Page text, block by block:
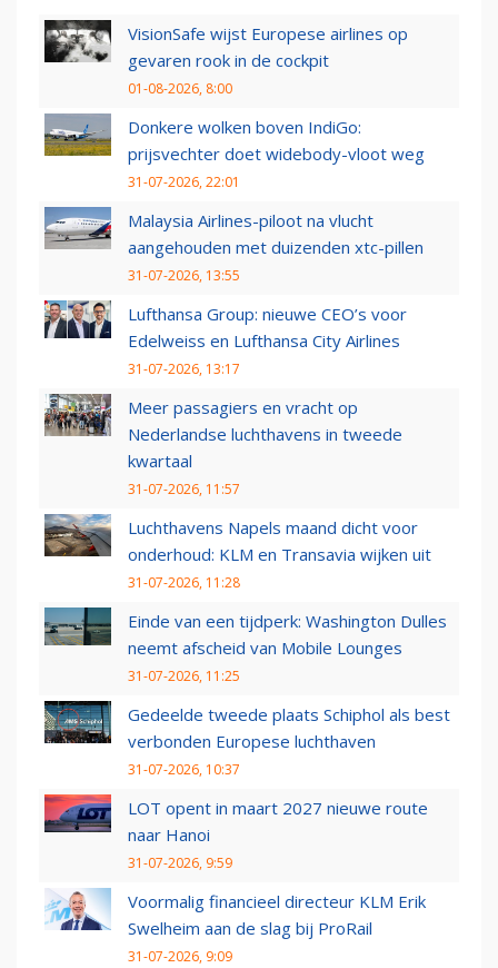
VisionSafe wijst Europese airlines op
gevaren rook in de cockpit
01-08-2026, 8:00
Donkere wolken boven IndiGo:
prijsvechter doet widebody-vloot weg
31-07-2026, 22:01
Malaysia Airlines-piloot na vlucht
aangehouden met duizenden xtc-pillen
31-07-2026, 13:55
Lufthansa Group: nieuwe CEO’s voor
Edelweiss en Lufthansa City Airlines
31-07-2026, 13:17
Meer passagiers en vracht op
Nederlandse luchthavens in tweede
kwartaal
31-07-2026, 11:57
Luchthavens Napels maand dicht voor
onderhoud: KLM en Transavia wijken uit
31-07-2026, 11:28
Einde van een tijdperk: Washington Dulles
neemt afscheid van Mobile Lounges
31-07-2026, 11:25
Gedeelde tweede plaats Schiphol als best
verbonden Europese luchthaven
31-07-2026, 10:37
LOT opent in maart 2027 nieuwe route
naar Hanoi
31-07-2026, 9:59
Voormalig financieel directeur KLM Erik
Swelheim aan de slag bij ProRail
31-07-2026, 9:09